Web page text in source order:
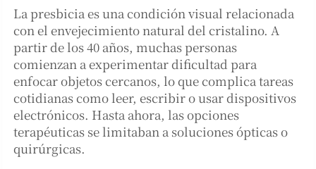
La presbicia es una condición visual relacionada
con el envejecimiento natural del cristalino. A
partir de los 40 años, muchas personas
comienzan a experimentar dificultad para
enfocar objetos cercanos, lo que complica tareas
cotidianas como leer, escribir o usar dispositivos
electrónicos. Hasta ahora, las opciones
terapéuticas se limitaban a soluciones ópticas o
quirúrgicas.